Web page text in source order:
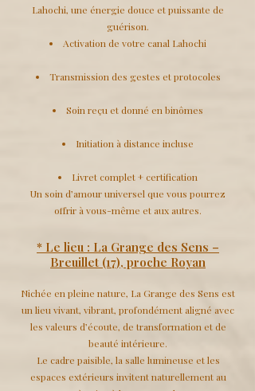
Lahochi, une énergie douce et puissante de
guérison.
Activation de votre canal Lahochi
Transmission des gestes et protocoles
Soin reçu et donné en binômes
Initiation à distance incluse
Livret complet + certification
Un soin d’amour universel que vous pourrez
offrir à vous-même et aux autres.
* Le lieu : La Grange des Sens –
Breuillet (17), proche Royan
Nichée en pleine nature, La Grange des Sens est
un lieu vivant, vibrant, profondément aligné avec
les valeurs d’écoute, de transformation et de
beauté intérieure.
Le cadre paisible, la salle lumineuse et les
espaces extérieurs invitent naturellement au